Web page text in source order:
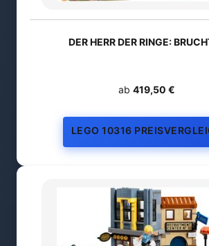
DER HERR DER RINGE:
ab 419,50 €
LEGO 10316